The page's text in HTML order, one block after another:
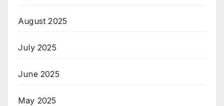
August 2025
July 2025
June 2025
May 2025